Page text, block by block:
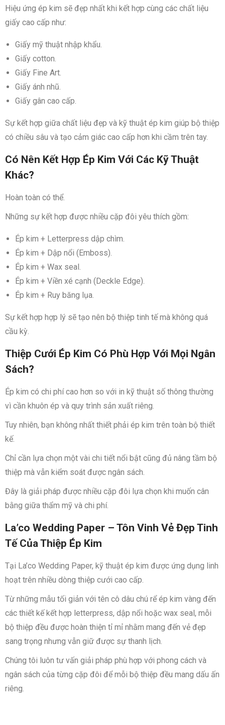
Hiệu ứng ép kim sẽ đẹp nhất khi kết hợp cùng các chất liệu
giấy cao cấp như:
Giấy mỹ thuật nhập khẩu.
Giấy cotton.
Giấy Fine Art.
Giấy ánh nhũ.
Giấy gân cao cấp.
Sự kết hợp giữa chất liệu đẹp và kỹ thuật ép kim giúp bộ thiệp
có chiều sâu và tạo cảm giác cao cấp hơn khi cầm trên tay.
Có Nên Kết Hợp Ép Kim Với Các Kỹ Thuật
Khác?
Hoàn toàn có thể.
Những sự kết hợp được nhiều cặp đôi yêu thích gồm:
Ép kim + Letterpress dập chìm.
Ép kim + Dập nổi (Emboss).
Ép kim + Wax seal.
Ép kim + Viền xé cạnh (Deckle Edge).
Ép kim + Ruy băng lụa.
Sự kết hợp hợp lý sẽ tạo nên bộ thiệp tinh tế mà không quá
cầu kỳ.
Thiệp Cưới Ép Kim Có Phù Hợp Với Mọi Ngân
Sách?
Ép kim có chi phí cao hơn so với in kỹ thuật số thông thường
vì cần khuôn ép và quy trình sản xuất riêng.
Tuy nhiên, bạn không nhất thiết phải ép kim trên toàn bộ thiết
kế.
Chỉ cần lựa chọn một vài chi tiết nổi bật cũng đủ nâng tầm bộ
thiệp mà vẫn kiểm soát được ngân sách.
Đây là giải pháp được nhiều cặp đôi lựa chọn khi muốn cân
bằng giữa thẩm mỹ và chi phí.
La’co Wedding Paper – Tôn Vinh Vẻ Đẹp Tinh
Tế Của Thiệp Ép Kim
Tại La’co Wedding Paper, kỹ thuật ép kim được ứng dụng linh
hoạt trên nhiều dòng thiệp cưới cao cấp.
Từ những mẫu tối giản với tên cô dâu chú rể ép kim vàng đến
các thiết kế kết hợp letterpress, dập nổi hoặc wax seal, mỗi
bộ thiệp đều được hoàn thiện tỉ mỉ nhằm mang đến vẻ đẹp
sang trọng nhưng vẫn giữ được sự thanh lịch.
Chúng tôi luôn tư vấn giải pháp phù hợp với phong cách và
ngân sách của từng cặp đôi để mỗi bộ thiệp đều mang dấu ấn
riêng.